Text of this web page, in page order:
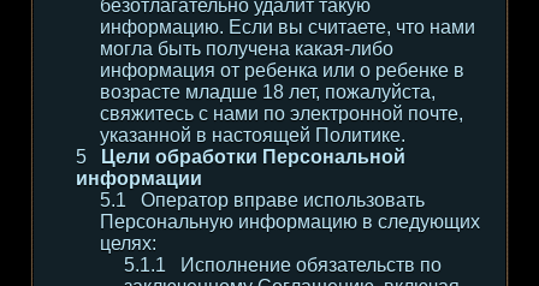
безотлагательно удалит такую
информацию. Если вы считаете, что нами
могла быть получена какая-либо
информация от ребенка или о ребенке в
возрасте младше 18 лет, пожалуйста,
свяжитесь с нами по электронной почте,
указанной в настоящей Политике.
Цели обработки Персональной
информации
Оператор вправе использовать
Персональную информацию в следующих
целях:
Исполнение обязательств по